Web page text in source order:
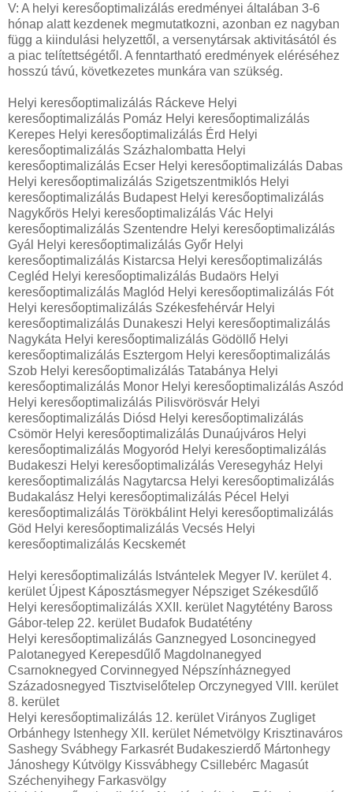
V: A helyi keresőoptimalizálás eredményei általában 3-6
hónap alatt kezdenek megmutatkozni, azonban ez nagyban
függ a kiindulási helyzettől, a versenytársak aktivitásától és
a piac telítettségétől. A fenntartható eredmények eléréséhez
hosszú távú, következetes munkára van szükség.
Helyi keresőoptimalizálás Ráckeve Helyi
keresőoptimalizálás Pomáz Helyi keresőoptimalizálás
Kerepes Helyi keresőoptimalizálás Érd Helyi
keresőoptimalizálás Százhalombatta Helyi
keresőoptimalizálás Ecser Helyi keresőoptimalizálás Dabas
Helyi keresőoptimalizálás Szigetszentmiklós Helyi
keresőoptimalizálás Budapest Helyi keresőoptimalizálás
Nagykőrös Helyi keresőoptimalizálás Vác Helyi
keresőoptimalizálás Szentendre Helyi keresőoptimalizálás
Gyál Helyi keresőoptimalizálás Győr Helyi
keresőoptimalizálás Kistarcsa Helyi keresőoptimalizálás
Cegléd Helyi keresőoptimalizálás Budaörs Helyi
keresőoptimalizálás Maglód Helyi keresőoptimalizálás Fót
Helyi keresőoptimalizálás Székesfehérvár Helyi
keresőoptimalizálás Dunakeszi Helyi keresőoptimalizálás
Nagykáta Helyi keresőoptimalizálás Gödöllő Helyi
keresőoptimalizálás Esztergom Helyi keresőoptimalizálás
Szob Helyi keresőoptimalizálás Tatabánya Helyi
keresőoptimalizálás Monor Helyi keresőoptimalizálás Aszód
Helyi keresőoptimalizálás Pilisvörösvár Helyi
keresőoptimalizálás Diósd Helyi keresőoptimalizálás
Csömör Helyi keresőoptimalizálás Dunaújváros Helyi
keresőoptimalizálás Mogyoród Helyi keresőoptimalizálás
Budakeszi Helyi keresőoptimalizálás Veresegyház Helyi
keresőoptimalizálás Nagytarcsa Helyi keresőoptimalizálás
Budakalász Helyi keresőoptimalizálás Pécel Helyi
keresőoptimalizálás Törökbálint Helyi keresőoptimalizálás
Göd Helyi keresőoptimalizálás Vecsés Helyi
keresőoptimalizálás Kecskemét
Helyi keresőoptimalizálás Istvántelek Megyer IV. kerület 4.
kerület Újpest Káposztásmegyer Népsziget Székesdűlő
Helyi keresőoptimalizálás XXII. kerület Nagytétény Baross
Gábor-telep 22. kerület Budafok Budatétény
Helyi keresőoptimalizálás Ganznegyed Losoncinegyed
Palotanegyed Kerepesdűlő Magdolnanegyed
Csarnoknegyed Corvinnegyed Népszínháznegyed
Századosnegyed Tisztviselőtelep Orczynegyed VIII. kerület
8. kerület
Helyi keresőoptimalizálás 12. kerület Virányos Zugliget
Orbánhegy Istenhegy XII. kerület Németvölgy Krisztinaváros
Sashegy Svábhegy Farkasrét Budakeszierdő Mártonhegy
Jánoshegy Kútvölgy Kissvábhegy Csillebérc Magasút
Széchenyihegy Farkasvölgy